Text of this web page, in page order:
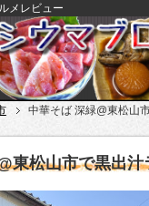
メレビュー
中華そば 深緑@東松山
東松山市で黒出汁